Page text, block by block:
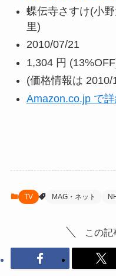
蝶伝寺さすけ(小
里)
2010/07/21
1,304 円
(価格情報は
Amazon.co.jp で
TV MAG・ネット
この記